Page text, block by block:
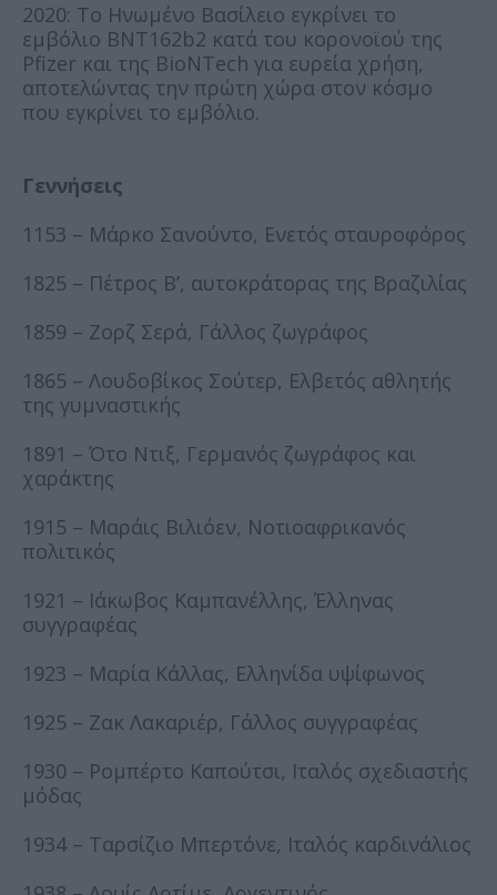
2020: Το Ηνωμένο Βασίλειο εγκρίνει το
εμβόλιο BNT162b2 κατά του κορονοϊού της
Pfizer και της BioNTech για ευρεία χρήση,
αποτελώντας την πρώτη χώρα στον κόσμο
που εγκρίνει το εμβόλιο.
Γεννήσεις
1153 – Μάρκο Σανούντο, Ενετός σταυροφόρος
1825 – Πέτρος Β’, αυτοκράτορας της Βραζιλίας
1859 – Ζορζ Σερά, Γάλλος ζωγράφος
1865 – Λουδοβίκος Σούτερ, Ελβετός αθλητής
της γυμναστικής
1891 – Ότο Ντιξ, Γερμανός ζωγράφος και
χαράκτης
1915 – Μαράις Βιλιόεν, Νοτιοαφρικανός
πολιτικός
1921 – Ιάκωβος Καμπανέλλης, Έλληνας
συγγραφέας
1923 – Μαρία Κάλλας, Ελληνίδα υψίφωνος
1925 – Ζακ Λακαριέρ, Γάλλος συγγραφέας
1930 – Ρομπέρτο Καπούτσι, Ιταλός σχεδιαστής
μόδας
1934 – Ταρσίζιο Μπερτόνε, Ιταλός καρδινάλιος